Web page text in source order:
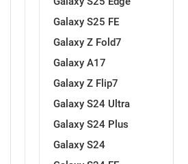
Galaxy S25 FE
Galaxy Z Fold7
Galaxy A17
Galaxy Z Flip7
Galaxy S24 Ultra
Galaxy S24 Plus
Galaxy S24
Sleng
Životinjsko carstvo